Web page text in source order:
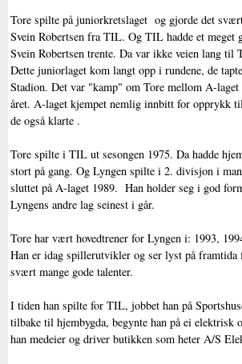
Tore spilte på juniorkretslaget og gjorde det
Svein Robertsen fra TIL. Og TIL hadde et meget
Svein Robertsen trente. Da var ikke veien lang til
Dette juniorlaget kom langt opp i rundene, de
Stadion. Det var "kamp" om Tore mellom A-
året. A-laget kjempet nemlig innbitt for opprykk
de også klarte .
Tore spilte i TIL ut sesongen 1975. Da hadde
stort på gang. Og Lyngen spilte i 2. divisjon i
sluttet på A-laget 1989. Han holder seg i god
Lyngens andre lag seinest i går.
Tore har vært hovedtrener for Lyngen i: 1993,
Han er idag spillerutvikler og ser lyst på framtida
svært mange gode talenter.
I tiden han spilte for TIL, jobbet han på
tilbake til hjembygda, begynte han på ei elektrisk
han medeier og driver butikken som heter A/S